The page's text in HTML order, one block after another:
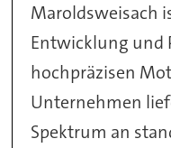
Maroldsweisach
Entwicklung und
hochpräzisen
Unternehmen
Spektrum an